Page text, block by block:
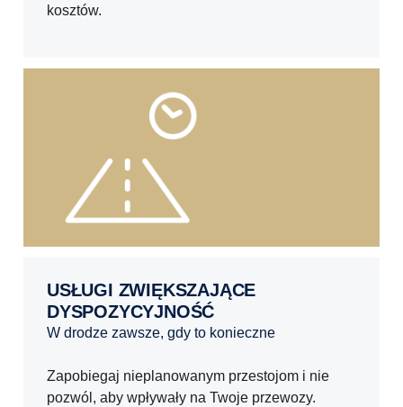
kosztów.
USŁUGI ZWIĘKSZAJĄCE
DYSPOZYCYJNOŚĆ
w drodze zawsze, gdy to konieczne
Zapobiegaj nieplanowanym przestojom i nie
pozwól, aby wpływały na Twoje przewozy.